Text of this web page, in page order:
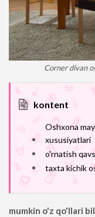
Corner divan
kontent
Oshxona
xususiyatlari
o'rnatish
taxta kichik
mumkin o'z qo'llari